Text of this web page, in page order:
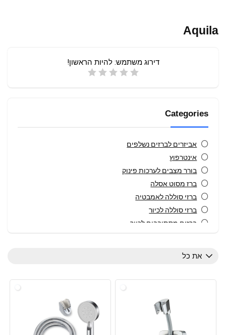
Aquila
דירוג משתמש:להיות הראשון!
Categories
אביזרים לברזים נשלפים
אינטרפוץ
בורר מצבים לערכות פינוק
ברז מסוט אסלה
ברזי סוללה לאמבטיה
ברזי סוללה לכיור
ברזים מסתובבים לכיור
הכל לבית,מציאון ותצוגות, מתלים לבית
הכל לבית,מציאון ותצוגות, פחי אשפה
וילונות לאמבטיה
ונטיל לכיור אמריקאי
את כל